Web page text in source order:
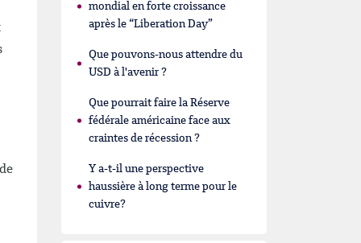
mondial en forte croissance
après le “Liberation Day”
Que pouvons-nous attendre du
USD à l'avenir ?
Que pourrait faire la Réserve
fédérale américaine face aux
craintes de récession ?
Y a-t-il une perspective
haussière à long terme pour le
cuivre?